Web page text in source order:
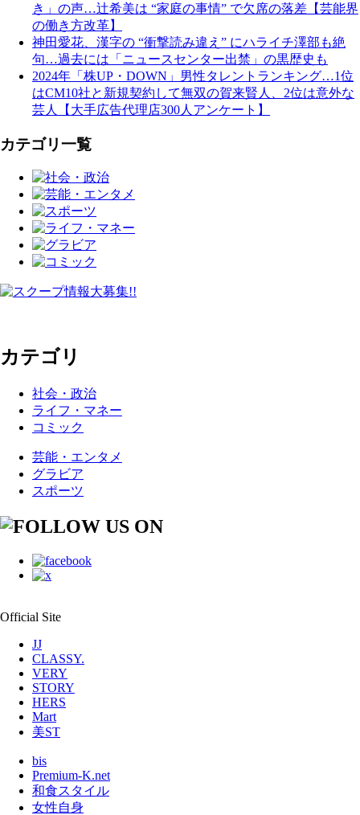
き」の声…辻希美は “家庭の事情” で欠席の落差【芸能界
の働き方改革】
神田愛花、漢字の “衝撃読み違え” にハライチ澤部も絶
句…過去には「ニュースセンター出禁」の黒歴史も
2024年「株UP・DOWN」男性タレントランキング…1位
はCM10社と新規契約して無双の賀来賢人、2位は意外な
芸人【大手広告代理店300人アンケート】
カテゴリ一覧
カテゴリ
社会・政治
ライフ・マネー
コミック
芸能・エンタメ
グラビア
スポーツ
Official Site
JJ
CLASSY.
VERY
STORY
HERS
Mart
美ST
bis
Premium-K.net
和食スタイル
女性自身